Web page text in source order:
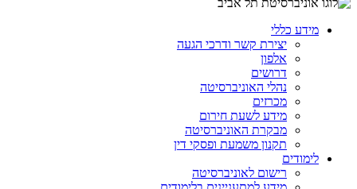
מידע כללי
יצירת קשר ודרכי הגעה
אלפון
דרושים
נהלי האוניברסיטה
מכרזים
מידע לשעת חירום
מבקרת האוניברסיטה
תקנון משמעת ופסקי דין
לימודים
רישום לאוניברסיטה